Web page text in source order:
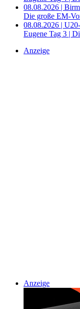
08.08.2026 |
Die große EM-
08.08.2026 |
Eugene Tag 3 |
Anzeige
Anzeige